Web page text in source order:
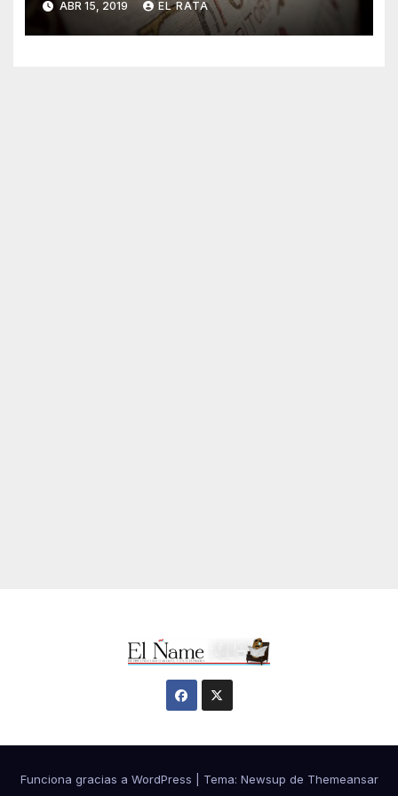
Thrones»
ABR 15, 2019 EL RATA
Funciona gracias a WordPress Tema: Newsup de Themeansar